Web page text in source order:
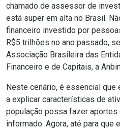
chamado de assessor de
está super em alta no Brasil.
financeiro investido por
R$5 trilhões no ano passado,
Associação Brasileira das
Financeiro e de Capitais, a
Neste cenário, é essencial
a explicar características de
população possa fazer
informado. Agora, até para que